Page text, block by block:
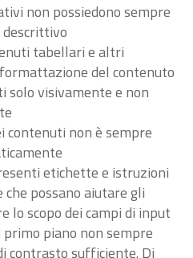
non possiedono sempre
tabellari e altri
del contenuto
solo visivamente e non
contenuti non è sempre
etichette e istruzioni
possano aiutare gli
lo scopo dei campi di input
piano non sempre
contrasto sufficiente. Di